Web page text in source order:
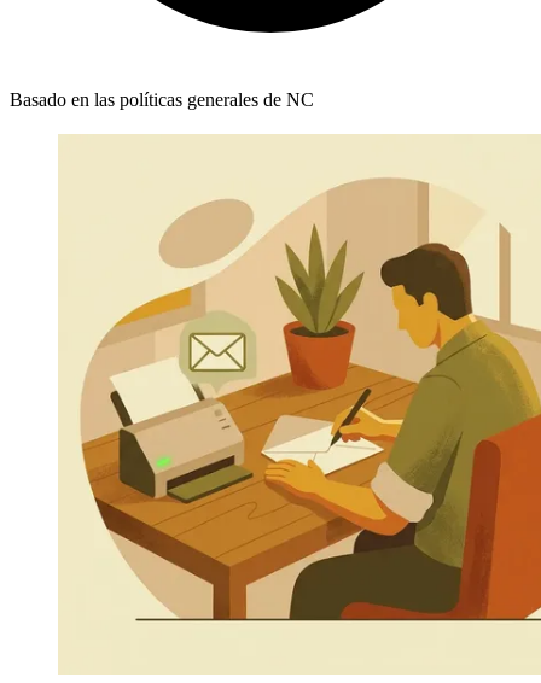
Basado en las políticas generales de NC